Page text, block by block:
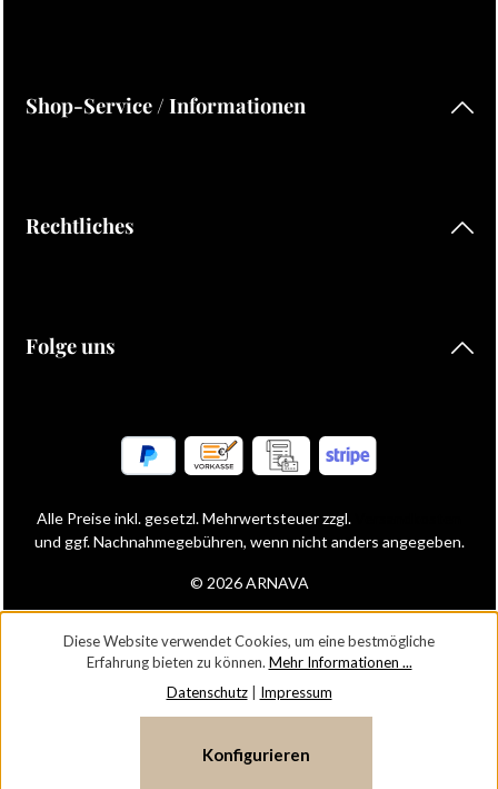
Shop-Service / Informationen
Rechtliches
Folge uns
© 2026 ARNAVA
Alle Preise inkl. gesetzl. Mehrwertsteuer zzgl.
und ggf. Nachnahmegebühren, wenn nicht anders angegeben.
Diese Website verwendet Cookies, um eine bestmögliche
Erfahrung bieten zu können. Mehr Informationen ...
Datenschutz| Impressum
Konfigurieren